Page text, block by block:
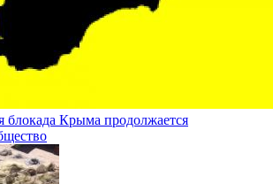
блокада Крыма продолжается